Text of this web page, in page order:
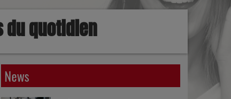
du quotidien
News